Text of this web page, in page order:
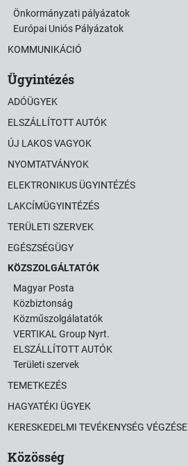
Önkormányzati pályázatok
Európai Uniós Pályázatok
KOMMUNIKÁCIÓ
Ügyintézés
ADÓÜGYEK
ELSZÁLLÍTOTT AUTÓK
ÚJ LAKOS VAGYOK
NYOMTATVÁNYOK
ELEKTRONIKUS ÜGYINTÉZÉS
LAKCÍMÜGYINTÉZÉS
TERÜLETI SZERVEK
EGÉSZSÉGÜGY
KÖZSZOLGÁLTATÓK
Magyar Posta
Közbiztonság
Közműszolgálatatók
VERTIKAL Group Nyrt.
ELSZÁLLÍTOTT AUTÓK
Területi szervek
TEMETKEZÉS
HAGYATÉKI ÜGYEK
KERESKEDELMI TEVÉKENYSÉG VÉGZÉSE
Közösség